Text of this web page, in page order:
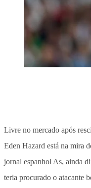
Livre no mercado após
Eden Hazard está na mira
jornal espanhol As, ainda
teria procurado o atacante